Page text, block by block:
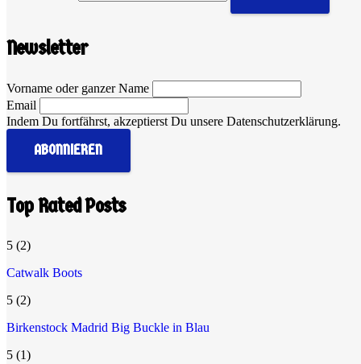
Newsletter
Vorname oder ganzer Name
Email
Indem Du fortfährst, akzeptierst Du unsere Datenschutzerklärung.
Top Rated Posts
5 (2)
Catwalk Boots
5 (2)
Birkenstock Madrid Big Buckle in Blau
5 (1)